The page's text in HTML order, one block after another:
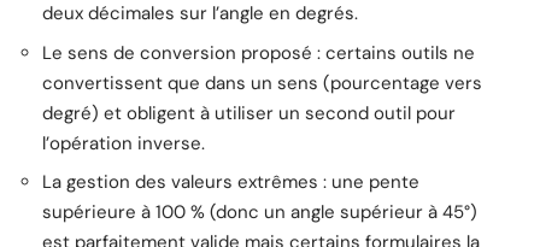
deux décimales sur l’angle en degrés.
Le sens de conversion proposé : certains outils ne
convertissent que dans un sens (pourcentage vers
degré) et obligent à utiliser un second outil pour
l’opération inverse.
La gestion des valeurs extrêmes : une pente
supérieure à 100 % (donc un angle supérieur à 45°)